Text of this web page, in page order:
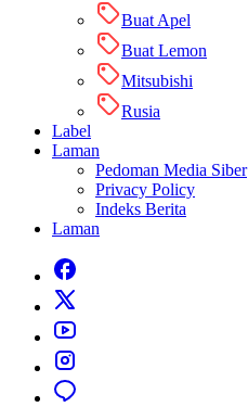
Buat Apel
Buat Lemon
Mitsubishi
Rusia
Label
Laman
Pedoman Media Siber
Privacy Policy
Indeks Berita
Laman